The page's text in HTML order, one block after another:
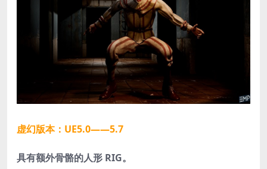
虚幻版本：UE5.0——5.7
具有额外骨骼的人形 RIG。